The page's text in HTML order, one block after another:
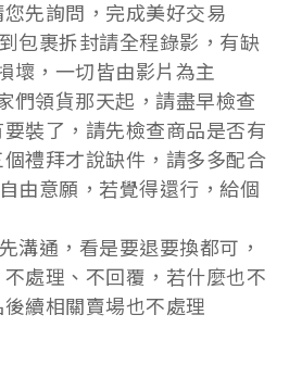
先詢問，完成美好交易
包裹拆封請全程錄影，有缺
壞，一切皆由影片為主
們領貨那天起，請盡早檢查
裝了，請先檢查商品是否有
禮拜才說缺件，請多多配合
由意願，若覺得還行，給個
溝通，看是要退要換都可，
處理、不回覆，若什麼也不
續相關賣場也不處理